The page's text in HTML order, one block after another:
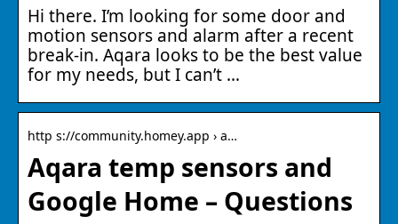
Hi there. I’m looking for some door and
motion sensors and alarm after a recent
break-in. Aqara looks to be the best value
for my needs, but I can’t …
http s://community.homey.app › a…
Aqara temp sensors and
Google Home – Questions